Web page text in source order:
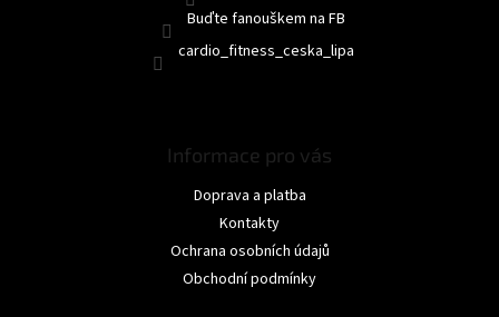
Buďte fanouškem na FB
cardio_fitness_ceska_lipa
Informace pro vás
Doprava a platba
Kontakty
Ochrana osobních údajů
Obchodní podmínky